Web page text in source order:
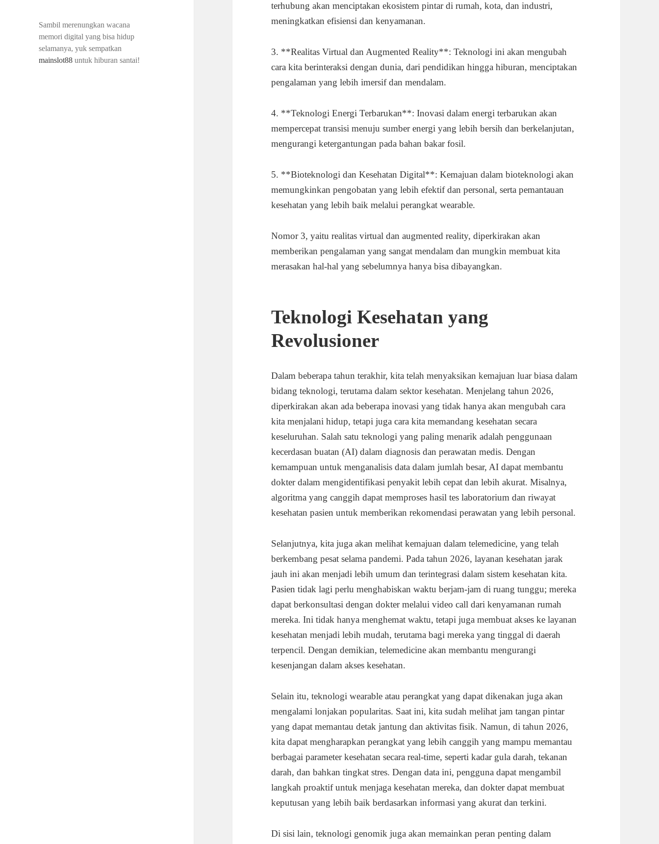
Sambil merenungkan wacana
memori digital yang bisa hidup
selamanya, yuk sempatkan
mainslot88 untuk hiburan santai!
terhubung akan menciptakan ekosistem pintar di rumah, kota, dan industri,
meningkatkan efisiensi dan kenyamanan.
3. **Realitas Virtual dan Augmented Reality**: Teknologi ini akan mengubah
cara kita berinteraksi dengan dunia, dari pendidikan hingga hiburan, menciptakan
pengalaman yang lebih imersif dan mendalam.
4. **Teknologi Energi Terbarukan**: Inovasi dalam energi terbarukan akan
mempercepat transisi menuju sumber energi yang lebih bersih dan berkelanjutan,
mengurangi ketergantungan pada bahan bakar fosil.
5. **Bioteknologi dan Kesehatan Digital**: Kemajuan dalam bioteknologi akan
memungkinkan pengobatan yang lebih efektif dan personal, serta pemantauan
kesehatan yang lebih baik melalui perangkat wearable.
Nomor 3, yaitu realitas virtual dan augmented reality, diperkirakan akan
memberikan pengalaman yang sangat mendalam dan mungkin membuat kita
merasakan hal-hal yang sebelumnya hanya bisa dibayangkan.
Teknologi Kesehatan yang
Revolusioner
Dalam beberapa tahun terakhir, kita telah menyaksikan kemajuan luar biasa dalam
bidang teknologi, terutama dalam sektor kesehatan. Menjelang tahun 2026,
diperkirakan akan ada beberapa inovasi yang tidak hanya akan mengubah cara
kita menjalani hidup, tetapi juga cara kita memandang kesehatan secara
keseluruhan. Salah satu teknologi yang paling menarik adalah penggunaan
kecerdasan buatan (AI) dalam diagnosis dan perawatan medis. Dengan
kemampuan untuk menganalisis data dalam jumlah besar, AI dapat membantu
dokter dalam mengidentifikasi penyakit lebih cepat dan lebih akurat. Misalnya,
algoritma yang canggih dapat memproses hasil tes laboratorium dan riwayat
kesehatan pasien untuk memberikan rekomendasi perawatan yang lebih personal.
Selanjutnya, kita juga akan melihat kemajuan dalam telemedicine, yang telah
berkembang pesat selama pandemi. Pada tahun 2026, layanan kesehatan jarak
jauh ini akan menjadi lebih umum dan terintegrasi dalam sistem kesehatan kita.
Pasien tidak lagi perlu menghabiskan waktu berjam-jam di ruang tunggu; mereka
dapat berkonsultasi dengan dokter melalui video call dari kenyamanan rumah
mereka. Ini tidak hanya menghemat waktu, tetapi juga membuat akses ke layanan
kesehatan menjadi lebih mudah, terutama bagi mereka yang tinggal di daerah
terpencil. Dengan demikian, telemedicine akan membantu mengurangi
kesenjangan dalam akses kesehatan.
Selain itu, teknologi wearable atau perangkat yang dapat dikenakan juga akan
mengalami lonjakan popularitas. Saat ini, kita sudah melihat jam tangan pintar
yang dapat memantau detak jantung dan aktivitas fisik. Namun, di tahun 2026,
kita dapat mengharapkan perangkat yang lebih canggih yang mampu memantau
berbagai parameter kesehatan secara real-time, seperti kadar gula darah, tekanan
darah, dan bahkan tingkat stres. Dengan data ini, pengguna dapat mengambil
langkah proaktif untuk menjaga kesehatan mereka, dan dokter dapat membuat
keputusan yang lebih baik berdasarkan informasi yang akurat dan terkini.
Di sisi lain, teknologi genomik juga akan memainkan peran penting dalam